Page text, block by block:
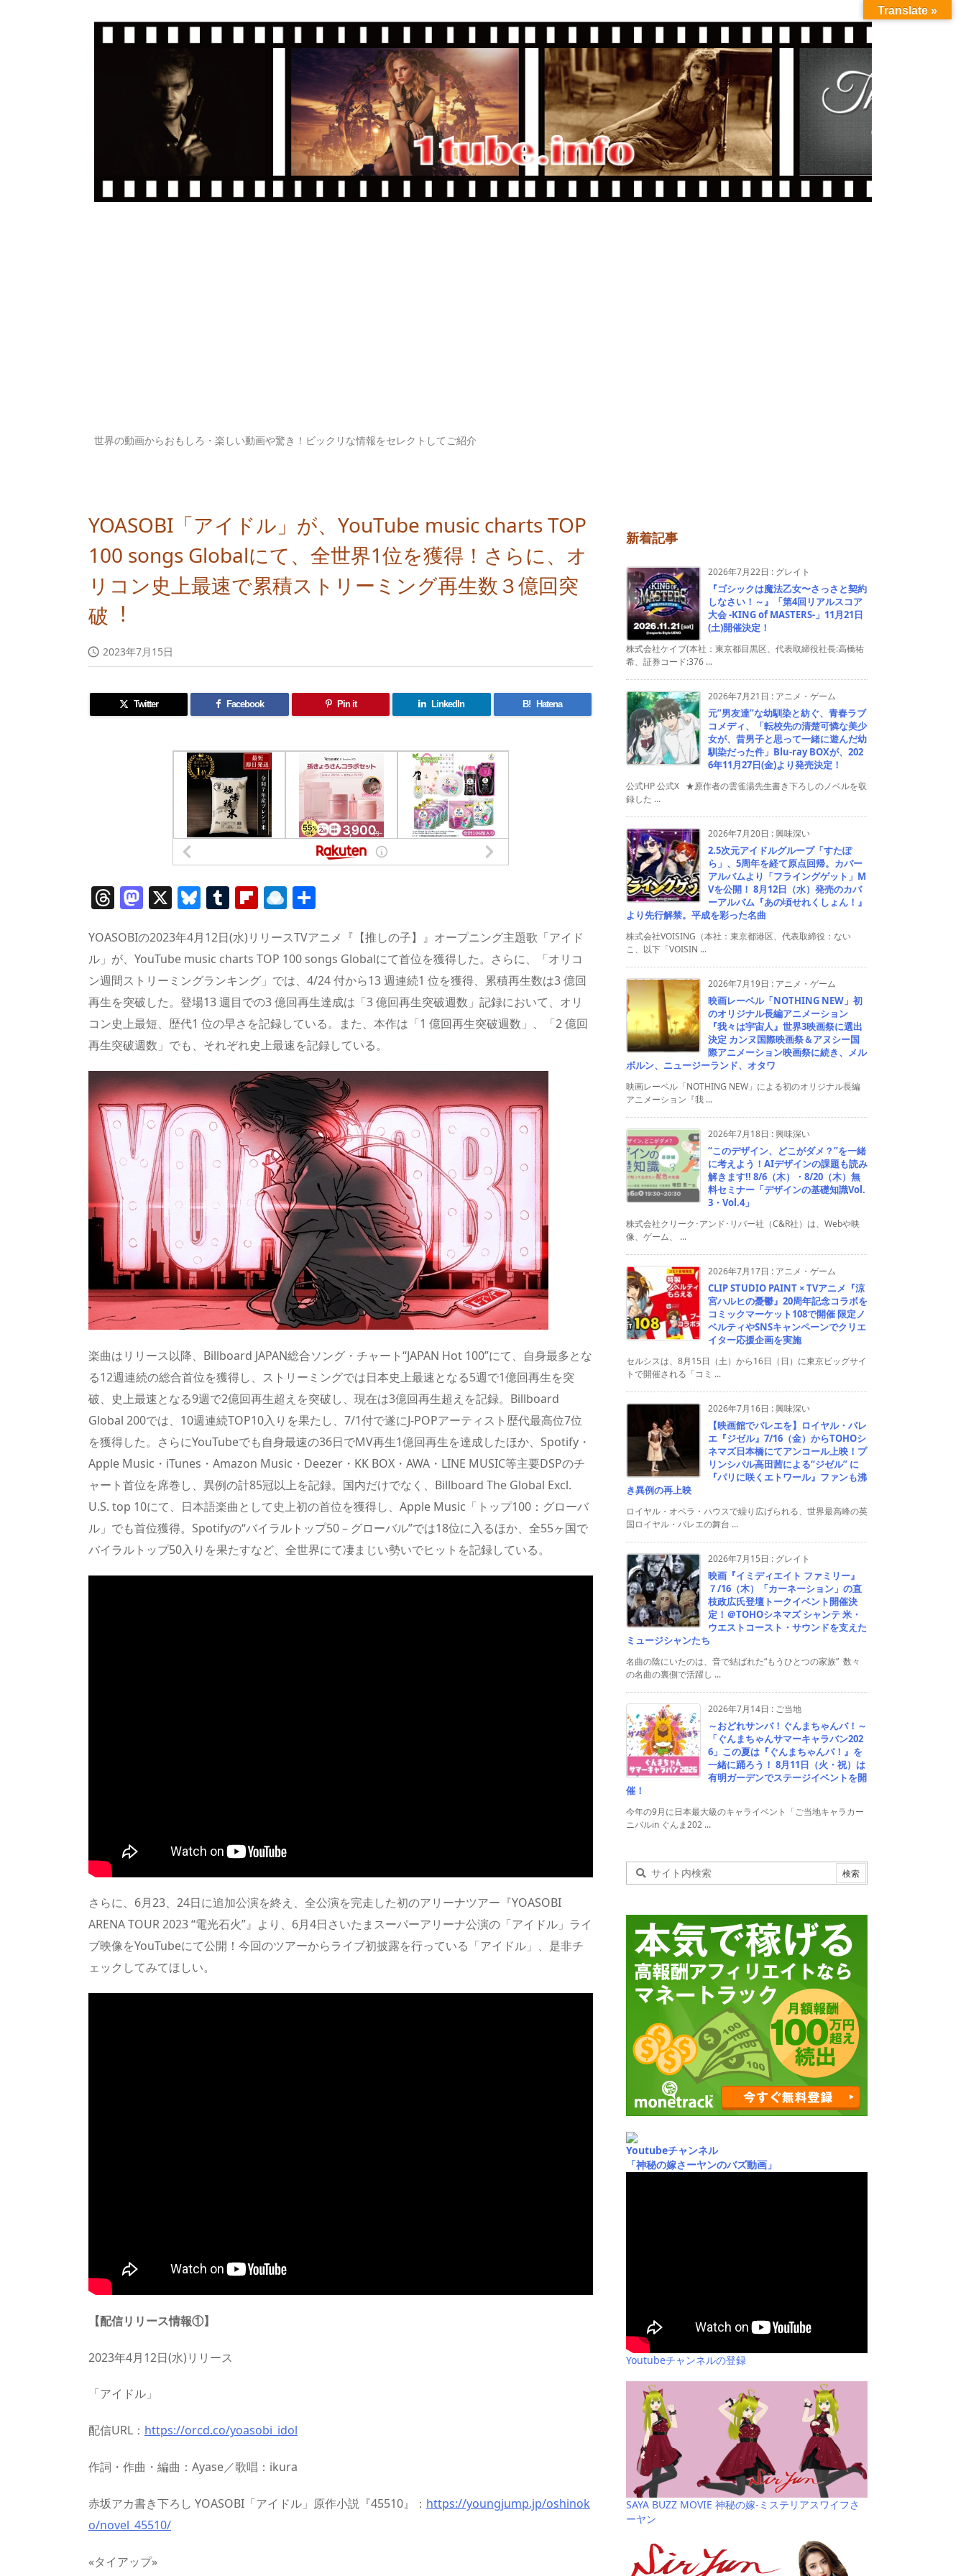
世界の動画からおもしろ・楽しい動画や驚き！ビックリな情報をセレクトしてご紹介
YOASOBI「アイドル」が、YouTube music charts TOP
100 songs Globalにて、全世界1位を獲得！さらに、オ
リコン史上最速で累積ストリーミング再生数３億回突
破︕
 2023年7月15日
Twitter Facebook Pin it LinkedIn B! Hatena
T
h
re
a
d
s
M
a
st
o
d
o
n
X Bl
u
e
sk
y
T
u
m
bl
r
Fl
ip
b
o
ar
d
R
ai
n
d
ro
p.
io
YOASOBIの2023年4月12日(水)リリースTVアニメ『【推しの子】』オープニング主題歌「アイド
ル」が、YouTube music charts TOP 100 songs Globalにて首位を獲得した。さらに、「オリコ
ン週間ストリーミングランキング」では、4/24 付から13 週連続1 位を獲得、累積再生数は3 億回
再⽣を突破した。登場13 週目での3 億回再⽣達成は「3 億回再生突破週数」記録において、オリ
コン史上最短、歴代1 位の早さを記録している。また、本作は「1 億回再⽣突破週数」、「2 億回
再⽣突破週数」でも、それぞれ史上最速を記録している。
楽曲はリリース以降、Billboard JAPAN総合ソング・チャート“JAPAN Hot 100”にて、自身最多とな
る12週連続の総合首位を獲得し、ストリーミングでは日本史上最速となる5週で1億回再生を突
破、史上最速となる9週で2億回再生超えを突破し、現在は3億回再生超えを記録。Billboard
Global 200では、10週連続TOP10入りを果たし、7/1付で遂にJ-POPアーティスト歴代最高位7位
を獲得した。さらにYouTubeでも自身最速の36日でMV再生1億回再生を達成したほか、Spotify・
Apple Music・iTunes・Amazon Music・Deezer・KK BOX・AWA・LINE MUSIC等主要DSPのチ
ャート首位を席巻し、異例の計85冠以上を記録。国内だけでなく、Billboard The Global Excl.
U.S. top 10にて、日本語楽曲として史上初の首位を獲得し、Apple Music「トップ100：グローバ
ル」でも首位獲得。Spotifyの“バイラルトップ50 – グローバル”では18位に入るほか、全55ヶ国で
バイラルトップ50入りを果たすなど、全世界にて凄まじい勢いでヒットを記録している。
さらに、6月23、24日に追加公演を終え、全公演を完走した初のアリーナツアー『YOASOBI
ARENA TOUR 2023 “電光石火”』より、6月4日さいたまスーパーアリーナ公演の「アイドル」ライ
ブ映像をYouTubeにて公開！今回のツアーからライブ初披露を行っている「アイドル」、是非チ
ェックしてみてほしい。
【配信リリース情報①】
2023年4月12日(水)リリース
「アイドル」
配信URL： https://orcd.co/yoasobi_idol
作詞・作曲・編曲：Ayase／歌唱：ikura
赤坂アカ書き下ろし YOASOBI「アイドル」原作小説『45510』： https://youngjump.jp/oshinok
o/novel_45510/
«タイアップ»
新着記事
2026年7月22日 : グレイト
『ゴシックは魔法乙女〜さっさと契約
しなさい！～』「第4回リアルスコア
大会 -KING of MASTERS-」11月21日
(土)開催決定！
株式会社ケイブ(本社：東京都目黒区、代表取締役社長:高橋祐
希、証券コード:376 ...
2026年7月21日 : アニメ・ゲーム
元”男友達”な幼馴染と紡ぐ、青春ラブ
コメディ、「転校先の清楚可憐な美少
女が、昔男子と思って一緒に遊んだ幼
馴染だった件」Blu-ray BOXが、202
6年11月27日(金)より発売決定！
公式HP 公式X ★原作者の雲雀湯先生書き下ろしのノベルを収
録した ...
2026年7月20日 :興味深い
2.5次元アイドルグループ「すたぽ
ら」、5周年を経て原点回帰。カバー
アルバムより「フライングゲット」M
Vを公開！ 8月12日（水）発売のカバ
ーアルバム『あの頃せれくしょん！』
より先行解禁。平成を彩った名曲
株式会社VOISING（本社：東京都港区、代表取締役：ない
こ、以下「VOISIN ...
2026年7月19日 : アニメ・ゲーム
映画レーベル「NOTHING NEW」初
のオリジナル長編アニメーション
『我々は宇宙人』世界3映画祭に選出
決定 カンヌ国際映画祭＆アヌシー国
際アニメーション映画祭に続き、メル
ボルン、ニュージーランド、オタワ
映画レーベル「NOTHING NEW」による初のオリジナル長編
アニメーション『我 ...
2026年7月18日 :興味深い
“このデザイン、どこがダメ？”を一緒
に考えよう！AIデザインの課題も読み
解きます!! 8/6（木）・8/20（木）無
料セミナー「デザインの基礎知識Vol.
3・Vol.4」
株式会社クリーク･アンド･リバー社（C&R社）は、Webや映
像、ゲーム、 ...
2026年7月17日 : アニメ・ゲーム
CLIP STUDIO PAINT × TVアニメ『涼
宮ハルヒの憂鬱』20周年記念コラボを
コミックマーケット108で開催 限定ノ
ベルティやSNSキャンペーンでクリエ
イター応援企画を実施
セルシスは、8月15日（土）から16日（日）に東京ビッグサイ
トで開催される「コミ ...
2026年7月16日 :興味深い
【映画館でバレエを】ロイヤル・バレ
エ『ジゼル』7/16（金）からTOHOシ
ネマズ日本橋にてアンコール上映！プ
リンシパル高田茜による“ジゼル” に
『パリに咲くエトワール』ファンも沸
き異例の再上映
ロイヤル・オペラ・ハウスで繰り広げられる、世界最高峰の英
国ロイヤル・バレエの舞台 ...
2026年7月15日 : グレイト
映画『イミディエイト ファミリー』
７/16（木）「カーネーション」の直
枝政広氏登壇トークイベント開催決
定！＠TOHOシネマズ シャンテ 米・
ウエストコースト・サウンドを支えた
ミュージシャンたち
名曲の陰にいたのは、音で結ばれた“もうひとつの家族” 数々
の名曲の裏側で活躍し ...
2026年7月14日 : ご当地
～おどれサンバ！ぐんまちゃんバ！～
「ぐんまちゃんサマーキャラバン202
6」この夏は『ぐんまちゃんバ！』を
一緒に踊ろう！ 8月11日（火・祝）は
有明ガーデンでステージイベントを開
催！
今年の9月に日本最大級のキャライベント「ご当地キャラカー
ニバルin ぐんま202 ...
Youtubeチャンネル
「神秘の嫁さーヤンのバズ動画」
Youtubeチャンネルの登録
SAYA BUZZ MOVIE 神秘の嫁-ミステリアスワイフさ
ーヤン
Translate »